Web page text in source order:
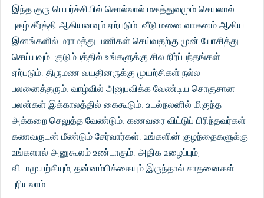
இந்த குரு பெயர்ச்சியில் சொல்லால் மகத்துவமும் செயலால்
புகழ் கீர்த்தி ஆகியனவும் ஏற்படும். வீடு மனை வாகனம் ஆகிய
இனங்களில் மராமத்து பணிகள் செய்வதற்கு முன் யோசித்து
செய்யவும். குடும்பத்தில் உங்களுக்கு சில நிர்ப்பந்தங்கள்
ஏற்படும். திருமண வயதினருக்கு முயற்சிகள் நல்ல
பலனைத்தரும். வாழ்வில் அனுபவிக்க வேண்டிய சொகுசான
பலன்கள் இக்காலத்தில் கைகூடும். உடல்நலனில் மிகுந்த
அக்கறை செலுத்த வேண்டும். கணவரை விட்டுப் பிரிந்தவர்கள்
கணவருடன் மீண்டும் சேர்வார்கள். உங்களின் குழந்தைகளுக்கு
உங்களால் அனுகூலம் உண்டாகும். அதிக உழைப்பும்,
விடாமுயற்சியும், தன்னம்பிக்கையும் இருந்தால் சாதனைகள்
புரியலாம்.